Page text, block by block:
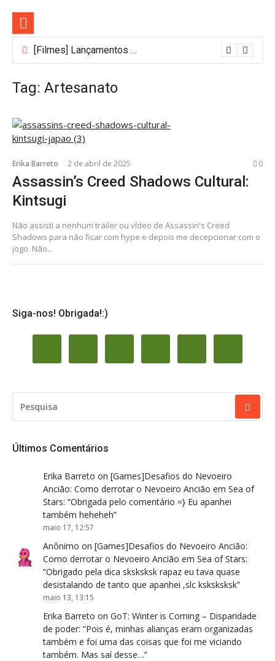
conteúdo
[Filmes] Lançamentos de agosto no Adrenalina Pura+ trazem ação e suspense
Tag: Artesanato
Erika Barreto 2 de abril de 2025 0
Assassin’s Creed Shadows Cultural:
Kintsugi
Não assisti a nenhum trailer ou vídeo de Assassin's Creed
Shadows para não ficar com hype e depois me decepcionar com o
jogo. Não...
Siga-nos! Obrigada!:)
POR:
Últimos Comentários
Erika Barreto on [Games]Desafios do Nevoeiro
Ancião: Como derrotar o Nevoeiro Ancião em Sea of
Stars: “Obrigada pelo comentário =} Eu apanhei
também heheheh”
maio 17, 12:57
Anônimo on [Games]Desafios do Nevoeiro Ancião:
Como derrotar o Nevoeiro Ancião em Sea of Stars:
“Obrigado pela dica sksksksk rapaz eu tava quase
desistalando de tanto que apanhei ,slc ksksksksk”
maio 13, 13:15
Erika Barreto on GoT: Winter is Coming – Disparidade
de poder: “Pois é, minhas alianças eram organizadas
também e foi uma das coisas que foi me viciando
também. Mas saí desse…”